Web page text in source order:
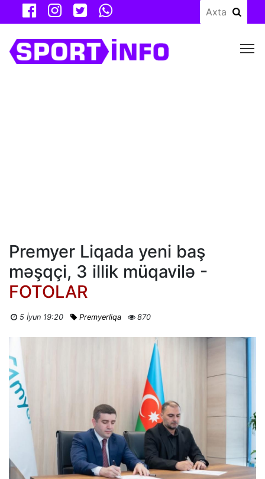
Premyer Liqada yeni baş
məşqçi, 3 illik müqavilə -
FOTOLAR
5 İyun 19:20 Premyerliqa 870